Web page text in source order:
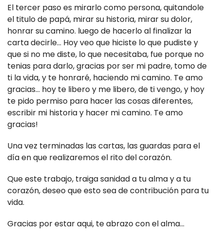
El tercer paso es mirarlo como persona, quitandole
el titulo de papá, mirar su historia, mirar su dolor,
honrar su camino. luego de hacerlo al finalizar la
carta decirle... Hoy veo que hiciste lo que pudiste y
que si no me diste, lo que necesitaba, fue porque no
tenias para darlo, gracias por ser mi padre, tomo de
ti la vida, y te honraré, haciendo mi camino. Te amo
gracias... hoy te libero y me libero, de ti vengo, y hoy
te pido permiso para hacer las cosas diferentes,
escribir mi historia y hacer mi camino. Te amo
gracias!
Una vez terminadas las cartas, las guardas para el
día en que realizaremos el rito del corazón.
Que este trabajo, traiga sanidad a tu alma y a tu
corazón, deseo que esto sea de contribución para tu
vida.
Gracias por estar aqui, te abrazo con el alma...